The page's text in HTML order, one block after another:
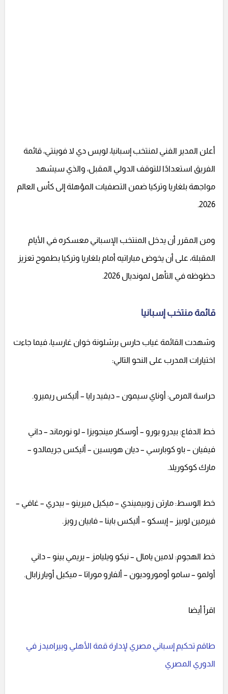
أعلن المدير الفني لمنتخب إسبانيا، لويس دي لا فوينتي، قائمة
الفريق استعدادًا للتوقف الدولي المقبل، والذي سيشهد
مواجهة بلغاريا وتركيا ضمن التصفيات المؤهلة إلى كأس العالم
2026.
ومن المقرر أن يدخل المنتخب الإسباني معسكره في الأيام
المقبلة، على أن يخوض مباراتيه أمام بلغاريا وتركيا بطموح تعزيز
حظوظه في التأهل لمونديال 2026.
قائمة منتخب إسبانيا
وشهدت القائمة غياب حارس برشلونة خوان غارسيا، فيما جاءت
اختيارات المدرب على النحو التالي:
حراسة المرمى: أوناي سيمون – ديفيد رايا – أليكس ريميرو.
خط الدفاع: بيدرو بورو – أوسكار مينجويزا – لو نورماند – داني
فيفيان – باو كوبارسي – ديان هويسين – أليكس جريمالدو –
مارك كوكوريلا.
خط الوسط: مارتن زوبيميندي – ميكيل ميرينو – بيدري – غافي –
فيرمين لوبيز – إيسكو – أليكس باينا – فابيان رويز.
خط الهجوم: لامين يامال – نيكو ويليامز – يريمي بينو – داني
أولمو – سامو أوموروديون – ألفارو موراتا – ميكيل أويارزابال.
اقرأ أيضا
طاقم تحكيم إسباني مصري لإدارة قمة الأهلي وبيراميدز في
الدوري المصري